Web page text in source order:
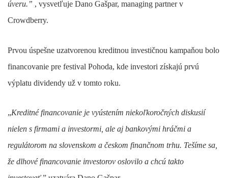
úveru.” , vysvetľuje Dano Gašpar, managing partner v
Crowdberry.
Prvou úspešne uzatvorenou kreditnou investičnou kampaňou bolo
financovanie pre festival Pohoda, kde investori získajú prvú
výplatu dividendy už v tomto roku.
„Kreditné financovanie je vyústením niekoľkoročných diskusií
nielen s firmami a investormi, ale aj bankovými hráčmi a
regulátorom na slovenskom a českom finančnom trhu. Tešíme sa,
že dlhové financovanie investorov oslovilo a chcú takto